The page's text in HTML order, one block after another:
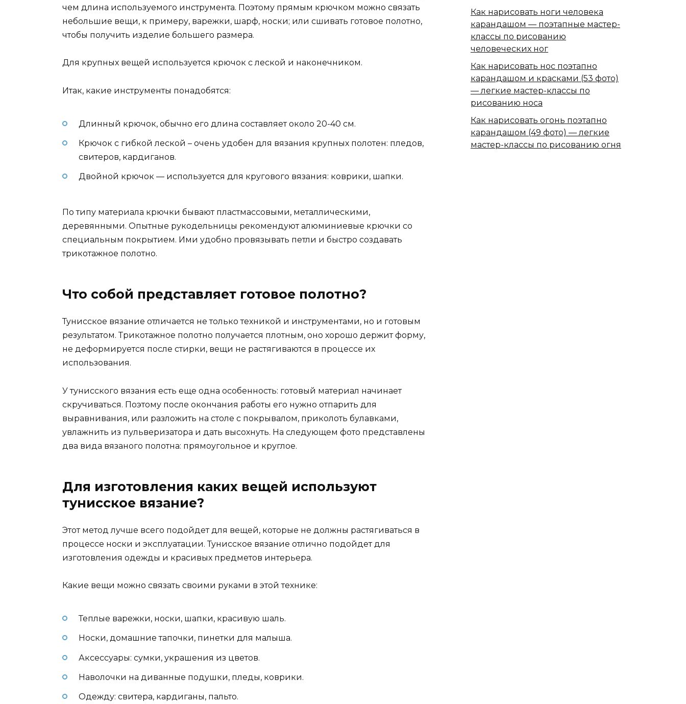
чем длина используемого инструмента. Поэтому прямым крючком можно связать
небольшие вещи, к примеру, варежки, шарф, носки; или сшивать готовое полотно,
чтобы получить изделие большего размера.
Для крупных вещей используется крючок с леской и наконечником.
Итак, какие инструменты понадобятся:
Длинный крючок, обычно его длина составляет около 20-40 см.
Крючок с гибкой леской – очень удобен для вязания крупных полотен: пледов,
свитеров, кардиганов.
Двойной крючок — используется для кругового вязания: коврики, шапки.
По типу материала крючки бывают пластмассовыми, металлическими,
деревянными. Опытные рукодельницы рекомендуют алюминиевые крючки со
специальным покрытием. Ими удобно провязывать петли и быстро создавать
трикотажное полотно.
Что собой представляет готовое полотно?
Тунисское вязание отличается не только техникой и инструментами, но и готовым
результатом. Трикотажное полотно получается плотным, оно хорошо держит форму,
не деформируется после стирки, вещи не растягиваются в процессе их
использования.
У тунисского вязания есть еще одна особенность: готовый материал начинает
скручиваться. Поэтому после окончания работы его нужно отпарить для
выравнивания, или разложить на столе с покрывалом, приколоть булавками,
увлажнить из пульверизатора и дать высохнуть. На следующем фото представлены
два вида вязаного полотна: прямоугольное и круглое.
Для изготовления каких вещей используют
тунисское вязание?
Этот метод лучше всего подойдет для вещей, которые не должны растягиваться в
процессе носки и эксплуатации. Тунисское вязание отлично подойдет для
изготовления одежды и красивых предметов интерьера.
Какие вещи можно связать своими руками в этой технике:
Теплые варежки, носки, шапки, красивую шаль.
Носки, домашние тапочки, пинетки для малыша.
Аксессуары: сумки, украшения из цветов.
Наволочки на диванные подушки, пледы, коврики.
Одежду: свитера, кардиганы, пальто.
Как нарисовать ноги человека
карандашом — поэтапные мастер-
классы по рисованию
человеческих ног
Как нарисовать нос поэтапно
карандашом и красками (53 фото)
— легкие мастер-классы по
рисованию носа
Как нарисовать огонь поэтапно
карандашом (49 фото) — легкие
мастер-классы по рисованию огня